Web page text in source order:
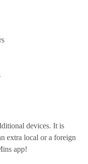
devices. It is
extra local or a foreign
app!